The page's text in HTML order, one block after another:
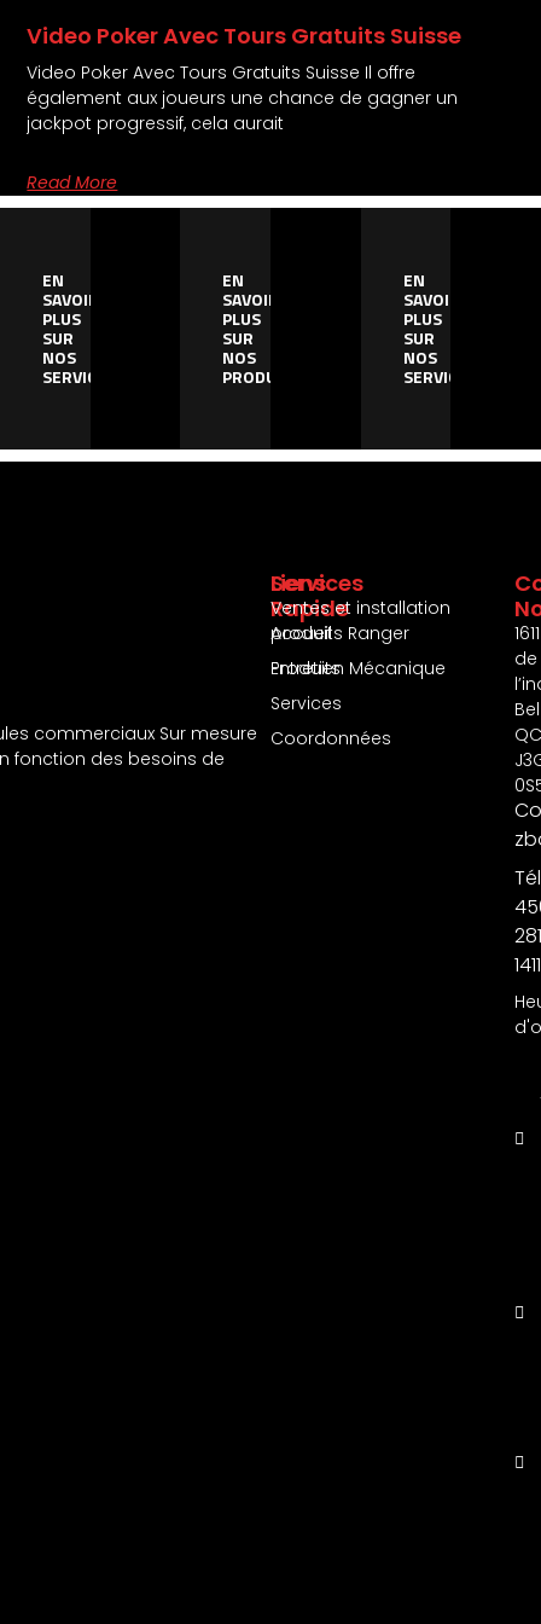
Video Poker Avec Tours Gratuits Suisse
Video Poker Avec Tours Gratuits Suisse Il offre
également aux joueurs une chance de gagner un
jackpot progressif, cela aurait
Read More
EN
SAVOIR
PLUS
SUR
NOS
SERVICES
EN
SAVOIR
PLUS
SUR
NOS
PRODUITS
EN
SAVOIR
PLUS
SUR
NOS
SERVICES
commerciaux Sur mesure
fonction des besoins de
Services
Ventes et installation
produits Ranger
Entretien Mécanique
Liens
Rapide
Accueil
Produits
Services
Coordonnées
1611
de
1411